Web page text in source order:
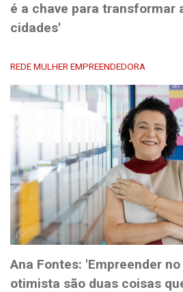
é a chave para transformar
cidades'
REDE MULHER EMPREENDEDORA
Ana Fontes: 'Empreender
otimista são duas coisas